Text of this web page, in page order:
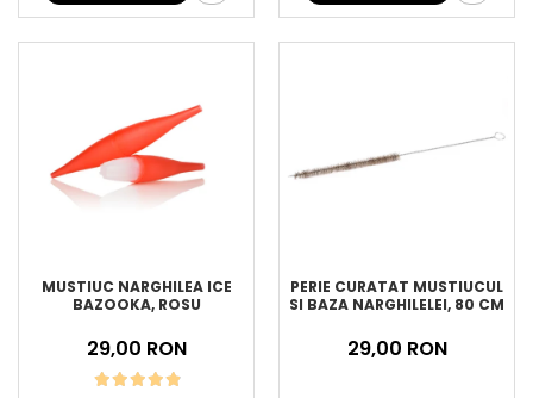
MUSTIUC NARGHILEA ICE
BAZOOKA, ROSU
29,00 RON
PERIE CURATAT MUSTIUCUL
SI BAZA NARGHILELEI, 80 CM
29,00 RON